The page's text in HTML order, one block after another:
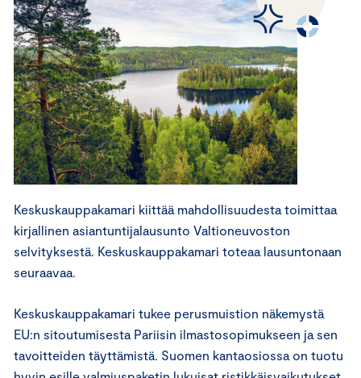
Keskuskauppakamari kiittää mahdollisuudesta toimittaa
kirjallinen asiantuntijalausunto Valtioneuvoston
selvityksestä. Keskuskauppakamari toteaa lausuntonaan
seuraavaa.
Keskuskauppakamari tukee perusmuistion näkemystä
EU:n sitoutumisesta Pariisin ilmastosopimukseen ja sen
tavoitteiden täyttämistä. Suomen kantaosiossa on tuotu